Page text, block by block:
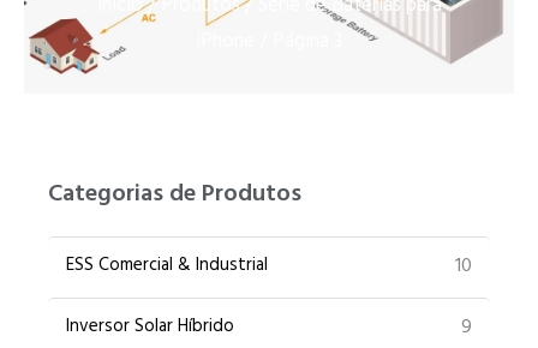
Início Produtos Série de Baterias para
Categorias de Produtos
ESS Comercial & Industrial 10
Inversor Solar Híbrido 9